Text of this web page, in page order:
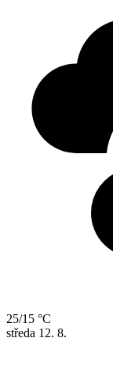
25/15 °C
středa 12. 8.